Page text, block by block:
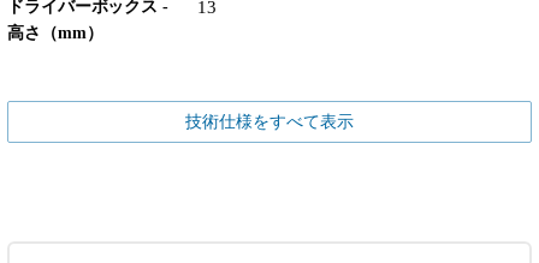
ドライバーボックス -
高さ（mm）
13
技術仕様をすべて表示